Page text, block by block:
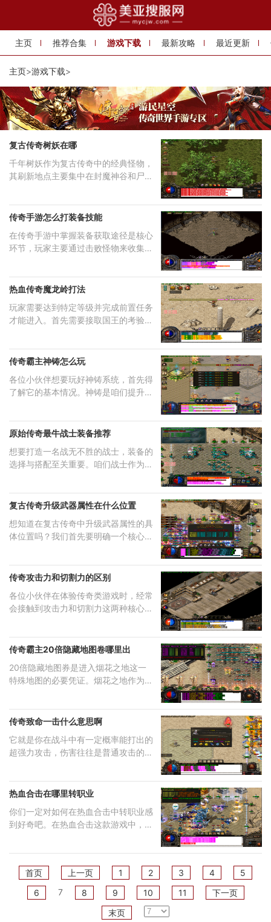
主页 推荐合集 游戏下载 最新攻略 最近更新
主页>游戏下载>
复古传奇树妖在哪
千年树妖作为复古传奇中的经典怪物，
其刷新地点主要集中在封魔神谷和尸魔
传奇手游怎么打装备技能
在传奇手游中掌握装备获取途径是核心
环节，玩家主要通过击败怪物来收集各
热血传奇魔龙岭打法
玩家需要达到特定等级并完成前置任务
才能进入。首先需要接取国王的考验任
传奇霸主神铸怎么玩
各位小伙伴想要玩好神铸系统，首先得
了解它的基本情况。神铸是咱们提升角
原始传奇最牛战士装备推荐
想要打造一名战无不胜的战士，装备的
选择与搭配至关重要。咱们战士作为近
复古传奇升级武器属性在什么位置
想知道在复古传奇中升级武器属性的具
体位置吗？我们首先要明确一个核心地
传奇攻击力和切割力的区别
各位小伙伴在体验传奇类游戏时，经常
会接触到攻击力和切割力这两种核心属
传奇霸主20倍隐藏地图卷哪里出
20倍隐藏地图券是进入烟花之地这一
特殊地图的必要凭证。烟花之地作为游
传奇致命一击什么意思啊
它就是你在战斗中有一定概率能打出的
超强力攻击，伤害往往是普通攻击的好
热血合击在哪里转职业
你们一定对如何在热血合击中转职业感
到好奇吧。在热血合击这款游戏中，当
首页 上一页 1 2 3 4
5
6
7 8 9 10 11
下一页
末页